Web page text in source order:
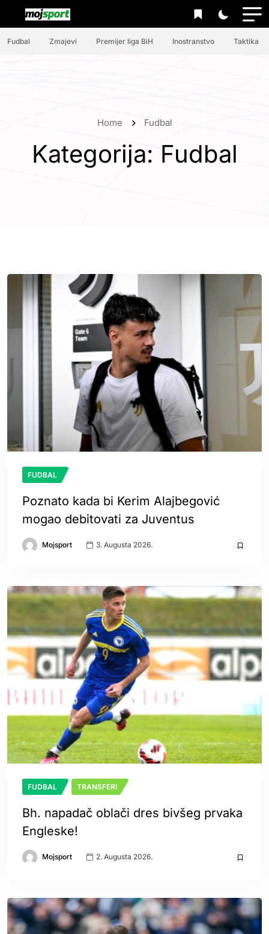
Fudbal Zmajevi Premijer liga BiH Inostranstvo Taktika
Home Fudbal
Kategorija: Fudbal
FUDBAL
Poznato kada bi Kerim Alajbegović
mogao debitovati za Juventus
Mojsport 3. Augusta 2026.
FUDBAL TRANSFERI
Bh. napadač oblači dres bivšeg prvaka
Engleske!
Mojsport 2. Augusta 2026.